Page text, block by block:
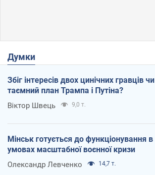
Думки
Збіг інтересів двох цинічних гравців чи
таємний план Трампа і Путіна?
Віктор Швець 9,0 т.
Мінськ готується до функціонування в
умовах масштабної воєнної кризи
Олександр Левченко 14,7 т.